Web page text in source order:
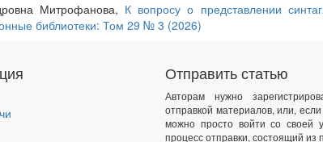
Митрофанова, К вопросу о представлении
библиотеки: Том 29 № 3 (2026)
Отправить статью
Авторам нужно
отправкой материалов, или,
можно просто войти со своей
процесс отправки, состоящий из